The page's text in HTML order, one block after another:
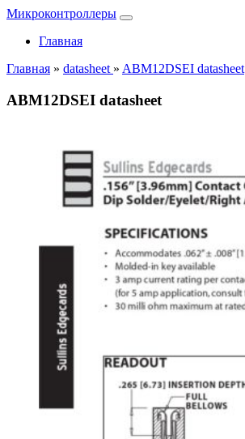
Микроконтроллеры
Главная
Главная » datasheet » ABM12DSEI datasheet
ABM12DSEI datasheet